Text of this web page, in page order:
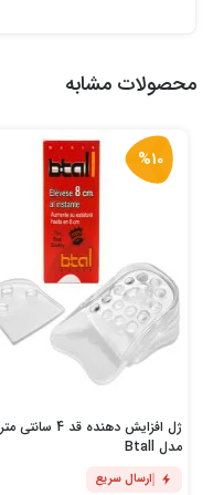
محصولات مشابه
%10
ژل افزایش دهنده قد 4
مدل Btall
ارسال سریع